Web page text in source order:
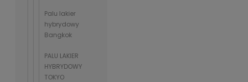
Palu lakier
hybrydowy
Bangkok
PALU LAKIER
HYBRYDOWY
TOKYO